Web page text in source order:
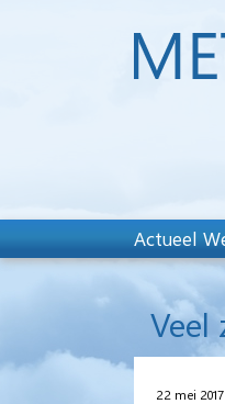
Actueel
Veel
22 mei